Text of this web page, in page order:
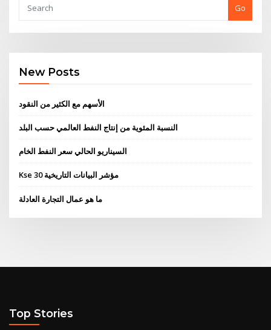
Go
New Posts
الأسهم مع الكثير من النقود
النسبة المئوية من إنتاج النفط العالمي حسب البلد
السيناريو الحالي سعر النفط الخام
Kse 30 مؤشر البيانات التاريخية
ما هو عمال التجارة العادلة
Top Stories